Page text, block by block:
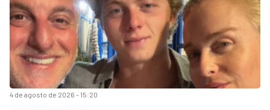
4 de agosto de 2026 - 15:20